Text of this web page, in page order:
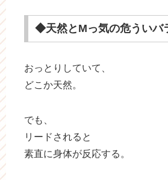
◆天然とMっ気の危ういバ
おっとりしていて、
どこか天然。
でも、
リードされると
素直に身体が反応する。